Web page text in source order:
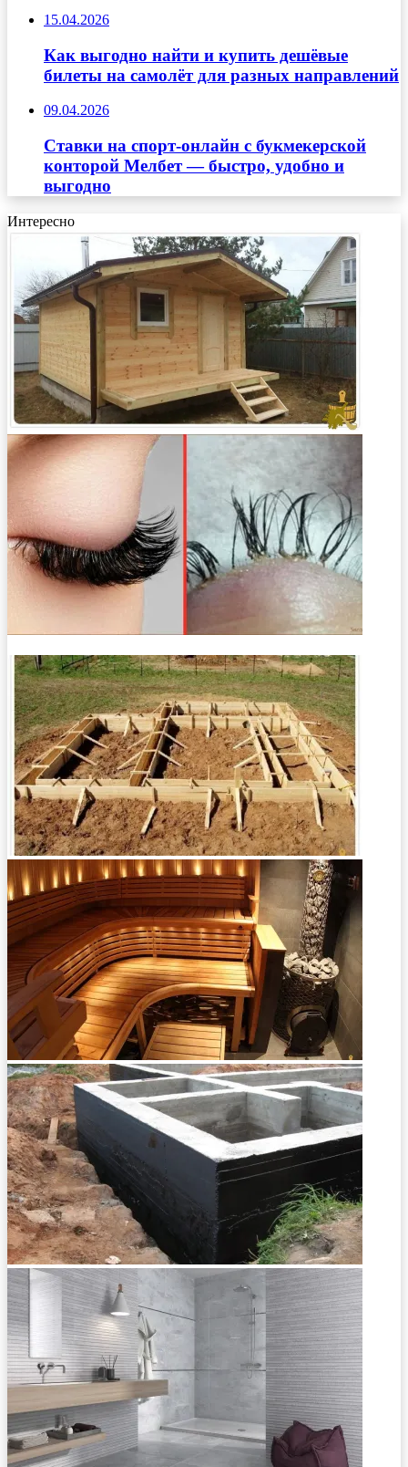
15.04.2026
Как выгодно найти и купить дешёвые
билеты на самолёт для разных направлений
09.04.2026
Ставки на спорт-онлайн с букмекерской
конторой Мелбет — быстро, удобно и
выгодно
Интересно